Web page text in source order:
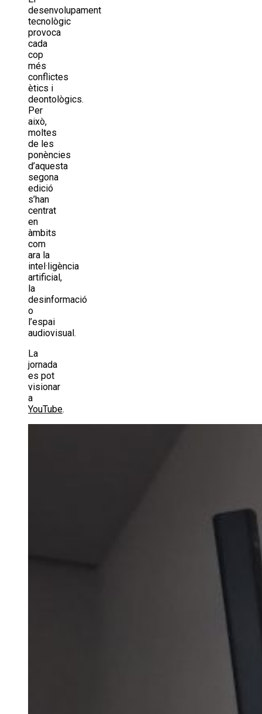
desenvolupament
tecnològic
provoca
cada
cop
més
conflictes
ètics i
deontològics.
Per
això,
moltes
de les
ponències
d’aquesta
segona
edició
s’han
centrat
en
àmbits
com
ara la
intel·ligència
artificial,
la
desinformació
o
l’espai
audiovisual.
La
jornada
es pot
visionar
a
YouTube.